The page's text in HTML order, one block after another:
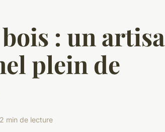
: un
plein de
min de lecture